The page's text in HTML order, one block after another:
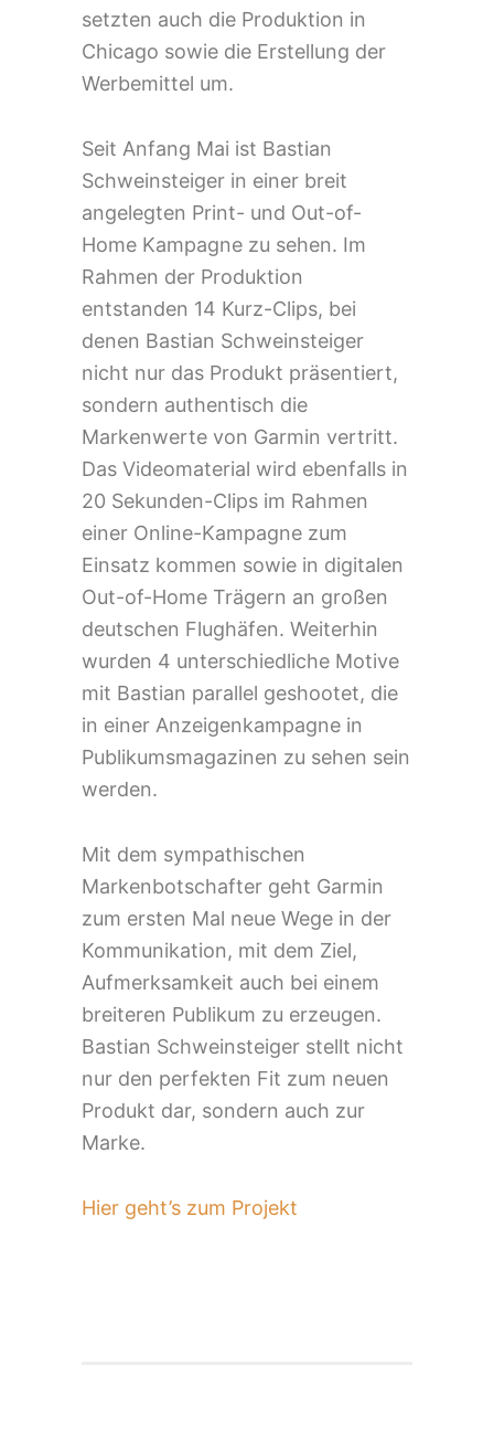
setzten auch die Produktion in
Chicago sowie die Erstellung der
Werbemittel um.
Seit Anfang Mai ist Bastian
Schweinsteiger in einer breit
angelegten Print- und Out-of-
Home Kampagne zu sehen. Im
Rahmen der Produktion
entstanden 14 Kurz-Clips, bei
denen Bastian Schweinsteiger
nicht nur das Produkt präsentiert,
sondern authentisch die
Markenwerte von Garmin vertritt.
Das Videomaterial wird ebenfalls in
20 Sekunden-Clips im Rahmen
einer Online-Kampagne zum
Einsatz kommen sowie in digitalen
Out-of-Home Trägern an großen
deutschen Flughäfen. Weiterhin
wurden 4 unterschiedliche Motive
mit Bastian parallel geshootet, die
in einer Anzeigenkampagne in
Publikumsmagazinen zu sehen sein
werden.
Mit dem sympathischen
Markenbotschafter geht Garmin
zum ersten Mal neue Wege in der
Kommunikation, mit dem Ziel,
Aufmerksamkeit auch bei einem
breiteren Publikum zu erzeugen.
Bastian Schweinsteiger stellt nicht
nur den perfekten Fit zum neuen
Produkt dar, sondern auch zur
Marke.
Hier geht’s zum Projekt